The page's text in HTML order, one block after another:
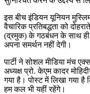
इस बीच इंडियन यूनियन
वैचारिक प्रतिबद्धता को
(द्रमुक) के गठबंधन के साथ ही
अपना समर्थन नहीं देगी।
पार्टी ने सोशल मीडिया मंच
अध्यक्ष प्रो. केएम कादर
गया है। पोस्ट में लिखा गया
हम कल भी यहीं रहेंगे।